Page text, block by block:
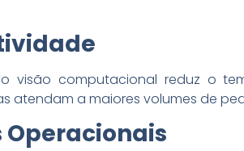
visão computacional reduz o
atendam a maiores volumes de
Operacionais